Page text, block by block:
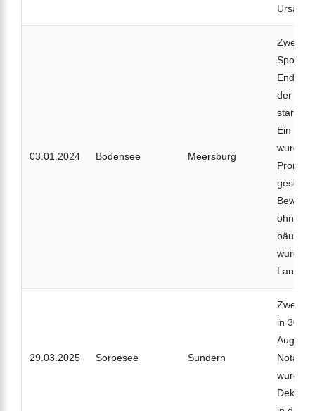
03.01.2024 Bodensee Meersburg
Zwei
Ende
der
starken
Ein 52-
wurde
ohne
wurde
Land
29.03.2025 Sorpesee Sundern
Zwei
in 30 m
Augen;
wurde